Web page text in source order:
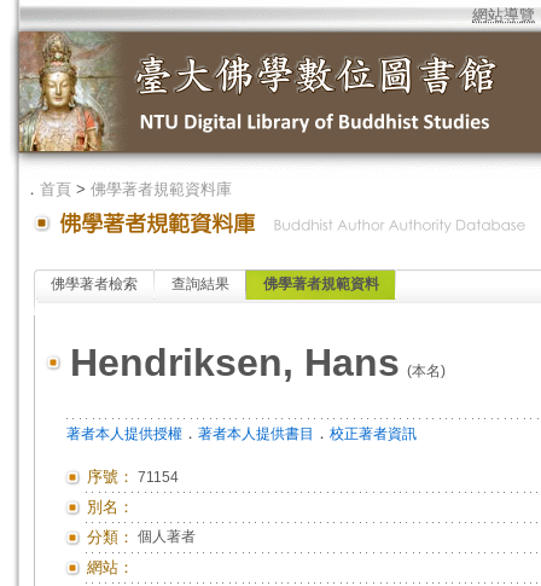
網站導覽
． 首頁 > 佛學著者規範資料庫
佛學著者檢索 查詢結果 佛學著者規範資料
Hendriksen, Hans (本名)
著者本人提供授權 ． 著者本人提供書目 ． 校正著者資訊
序號： 71154
別名：
分類： 個人著者
網站：